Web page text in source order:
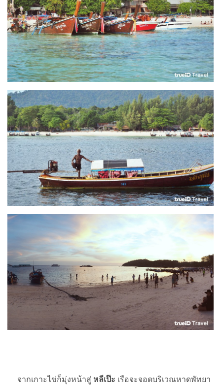
จากเกาะไข่ก็มุ่งหน้าสู่ หลีเป๊ะ เรือจะจอดบริเวณหาดพัทยา